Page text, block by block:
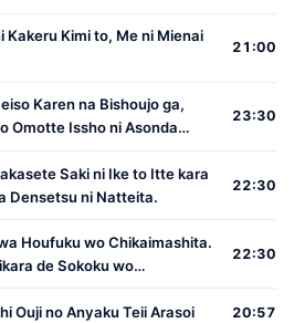
Kakeru Kimi to, Me ni Mienai
21:00
Karen na Bishoujo ga,
Omotte Issho ni Asonda
23:30
Saki ni Ike to Itte kara
Densetsu ni Natteita.
22:30
Houfuku wo Chikaimashita.
de Sokoku wo
22:30
Ouji no Anyaku Teii Arasoi 20:57